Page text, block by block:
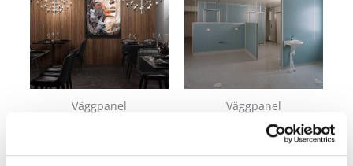
Väggpanel
Väggpanel
Space Väggpanel